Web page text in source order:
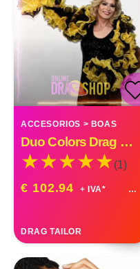
ACCESORIOS > BOAS
Duo Colors Drag Queen Organza Ruffle Boa
(1)
€ 102.94 + IVA*
DRAG TAILOR